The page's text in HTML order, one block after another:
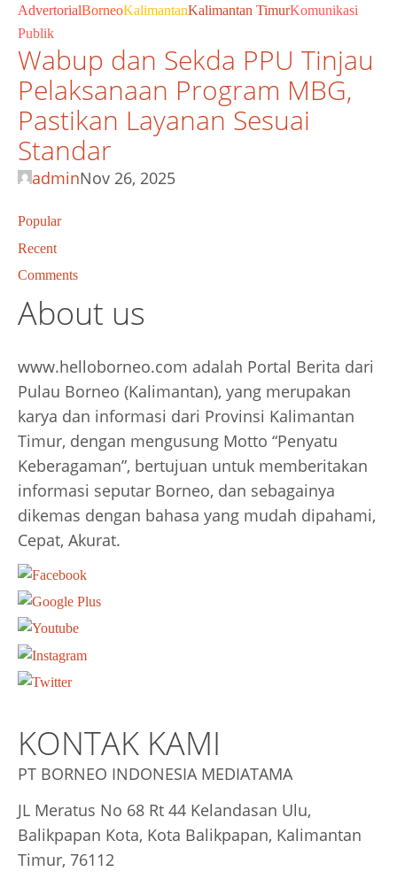
AdvertorialBorneoKalimantanKalimantan TimurKomunikasi
Publik
Wabup dan Sekda PPU Tinjau
Pelaksanaan Program MBG,
Pastikan Layanan Sesuai
Standar
adminNov 26, 2025
Popular
Recent
Comments
About us
www.helloborneo.com adalah Portal Berita dari
Pulau Borneo (Kalimantan), yang merupakan
karya dan informasi dari Provinsi Kalimantan
Timur, dengan mengusung Motto “Penyatu
Keberagaman”, bertujuan untuk memberitakan
informasi seputar Borneo, dan sebagainya
dikemas dengan bahasa yang mudah dipahami,
Cepat, Akurat.
KONTAK KAMI
PT BORNEO INDONESIA MEDIATAMA
JL Meratus No 68 Rt 44 Kelandasan Ulu,
Balikpapan Kota, Kota Balikpapan, Kalimantan
Timur, 76112